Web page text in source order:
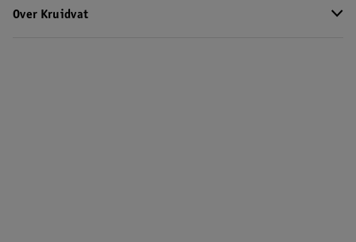
Over Kruidvat